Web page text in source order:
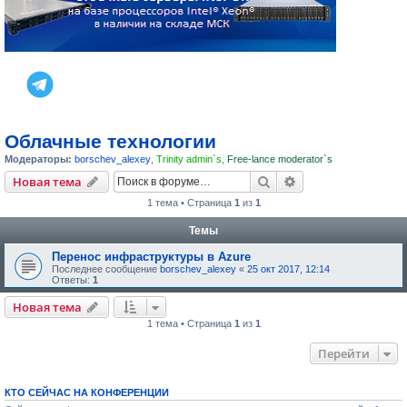
Облачные технологии
Модераторы: borschev_alexey Trinity admin`s Free-lance moderator`s
Новая тема Поиск
1 тема • Страница 1 из 1
Темы
Перенос инфраструктуры в Azure
Последнее сообщение borschev_alexey « 25 окт 2017, 12:14
Ответы: 1
Новая тема
1 тема • Страница 1 из 1
Перейти
КТО СЕЙЧАС НА КОНФЕРЕНЦИИ